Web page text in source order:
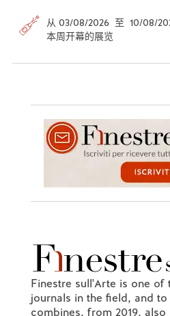
从 03/08/2026 至 10/08/
本周开幕的展览
Finestre sull'Arte is one of
journals in the field, and
combines, from 2019,